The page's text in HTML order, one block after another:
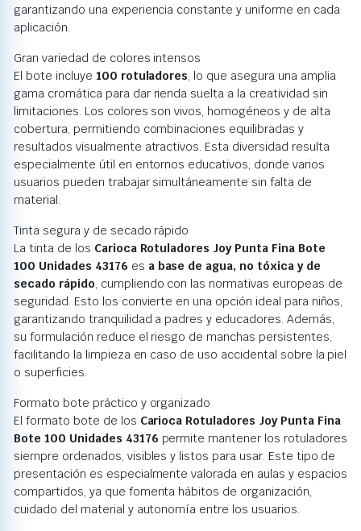
garantizando una experiencia constante y uniforme en cada
aplicación.
Gran variedad de colores intensos
El bote incluye 100 rotuladores, lo que asegura una amplia
gama cromática para dar rienda suelta a la creatividad sin
limitaciones. Los colores son vivos, homogéneos y de alta
cobertura, permitiendo combinaciones equilibradas y
resultados visualmente atractivos. Esta diversidad resulta
especialmente útil en entornos educativos, donde varios
usuarios pueden trabajar simultáneamente sin falta de
material.
Tinta segura y de secado rápido
La tinta de los Carioca Rotuladores Joy Punta Fina Bote
100 Unidades 43176 es a base de agua, no tóxica y de
secado rápido, cumpliendo con las normativas europeas de
seguridad. Esto los convierte en una opción ideal para niños,
garantizando tranquilidad a padres y educadores. Además,
su formulación reduce el riesgo de manchas persistentes,
facilitando la limpieza en caso de uso accidental sobre la piel
o superficies.
Formato bote práctico y organizado
El formato bote de los Carioca Rotuladores Joy Punta Fina
Bote 100 Unidades 43176 permite mantener los rotuladores
siempre ordenados, visibles y listos para usar. Este tipo de
presentación es especialmente valorada en aulas y espacios
compartidos, ya que fomenta hábitos de organización,
cuidado del material y autonomía entre los usuarios.